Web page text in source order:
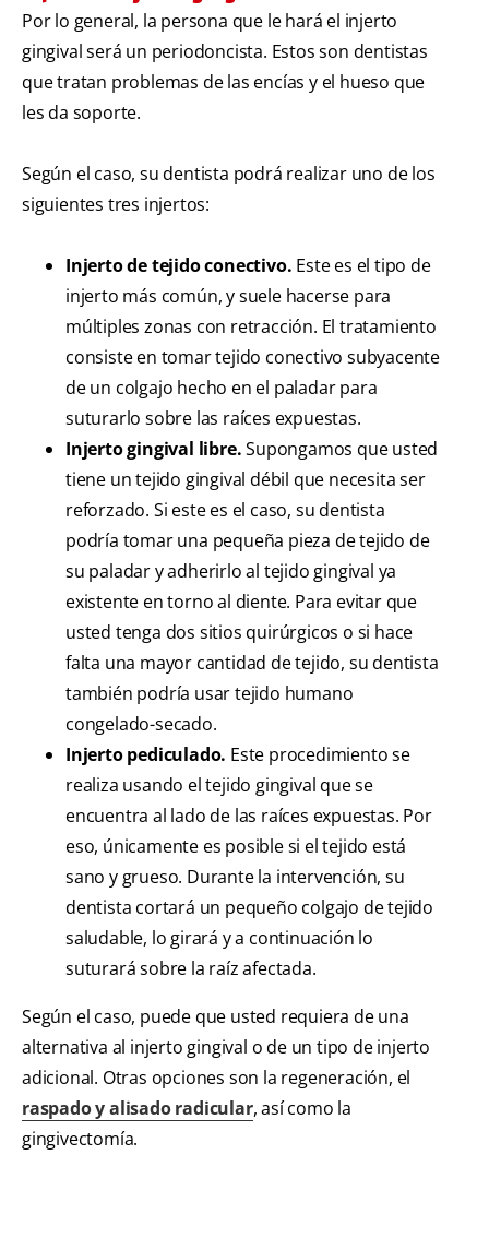
Por lo general, la persona que le hará el injerto
gingival será un periodoncista. Estos son dentistas
que tratan problemas de las encías y el hueso que
les da soporte.
Según el caso, su dentista podrá realizar uno de los
siguientes tres injertos:
Injerto de tejido conectivo. Este es el tipo de
injerto más común, y suele hacerse para
múltiples zonas con retracción. El tratamiento
consiste en tomar tejido conectivo subyacente
de un colgajo hecho en el paladar para
suturarlo sobre las raíces expuestas.
Injerto gingival libre.Supongamos que usted
tiene un tejido gingival débil que necesita ser
reforzado. Si este es el caso, su dentista
podría tomar una pequeña pieza de tejido de
su paladar y adherirlo al tejido gingival ya
existente en torno al diente. Para evitar que
usted tenga dos sitios quirúrgicos o si hace
falta una mayor cantidad de tejido, su dentista
también podría usar tejido humano
congelado-secado.
Injerto pediculado. Este procedimiento se
realiza usando el tejido gingival que se
encuentra al lado de las raíces expuestas. Por
eso, únicamente es posible si el tejido está
sano y grueso. Durante la intervención, su
dentista cortará un pequeño colgajo de tejido
saludable, lo girará y a continuación lo
suturará sobre la raíz afectada.
Según el caso, puede que usted requiera de una
alternativa al injerto gingival o de un tipo de injerto
adicional. Otras opciones son la regeneración, el
raspado y alisado radicular, así como la
gingivectomía.